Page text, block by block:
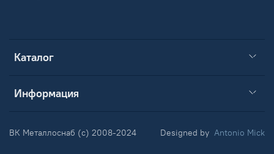
Каталог
Информация
ВК Металлоснаб (c) 2008-2024 Designed by Antonio Mick